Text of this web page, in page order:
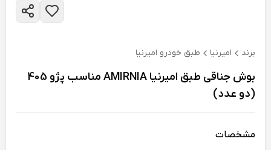
برند امیرنیا طبق خودرو امیرنیا
بوش جناقی طبق امیرنیا AMIRNIA مناسب پژو 405
(دو عدد)
مشخصات